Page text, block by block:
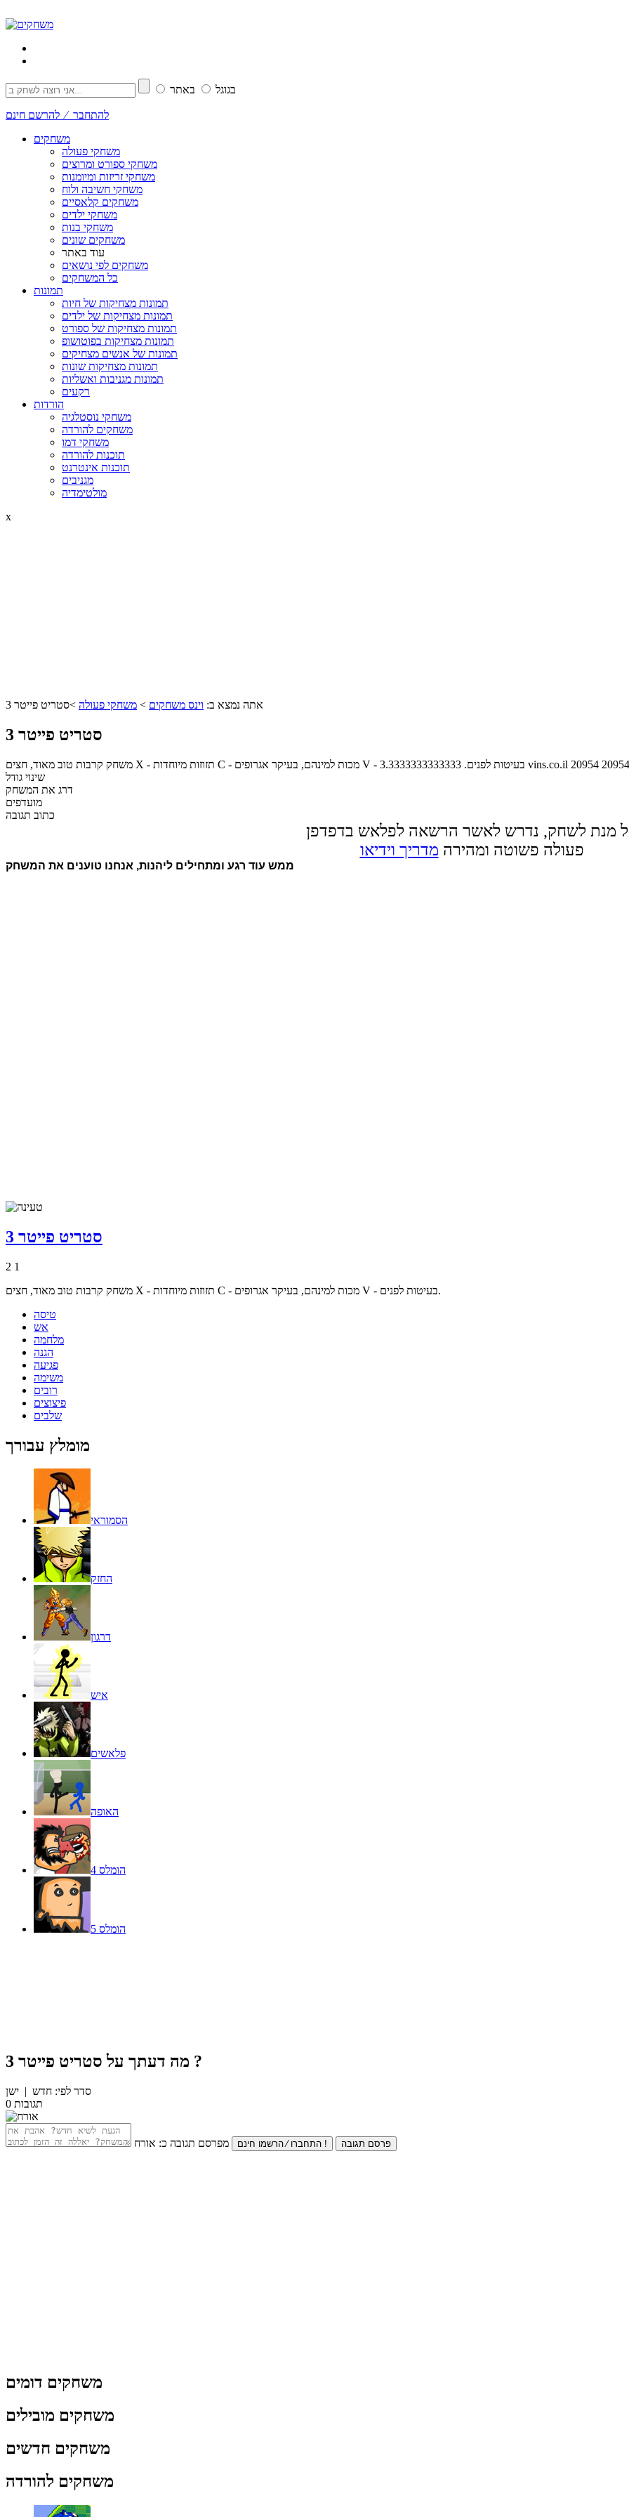
בגוגל באתר
להתחבר ⁄ להרשם חינם
משחקים
משחקי פעולה
משחקי ספורט ומרוצים
משחקי זריזות ומיומנות
משחקי חשיבה ולוח
משחקים קלאסיים
משחקי ילדים
משחקי בנות
משחקים שונים
עוד באתר
משחקים לפי נושאים
כל המשחקים
תמונות
תמונות מצחיקות של חיות
תמונות מצחיקות של ילדים
תמונות מצחיקות של ספורט
תמונות מצחיקות בפוטושופ
תמונות של אנשים מצחיקים
תמונות מצחיקות שונות
תמונות מגניבות ואשליות
רקעים
הורדות
משחקי נוסטלגיה
משחקים להורדה
משחקי דמו
תוכנות להורדה
תוכנות אינטרנט
מגניבים
מולטימדיה
x
אתה נמצא ב: וינס משחקים > משחקי פעולה >סטריט פייטר 3
סטריט פייטר 3
משחק קרבות טוב מאוד, חצים X - תזוזות מיוחדות C - מכות למינהם, בעיקר אגרופים V - בעיטות לפנים. 3.3333333333333 vins.co.il 20954 20954
שינוי גודל
דרג את המשחק
מועדפים
כתוב תגובה
מנת לשחק, נדרש לאשר הרשאה לפלאש בדפדפן
פעולה פשוטה ומהירה מדריך וידיאו
ממש עוד רגע ומתחילים ליהנות, אנחנו טוענים את המשחק
סטריט פייטר 3
2 1
משחק קרבות טוב מאוד, חצים X - תזוזות מיוחדות C - מכות למינהם, בעיקר אגרופים V - בעיטות לפנים.
טיסה
אש
מלחמה
הגנה
פגיעה
משימה
רובים
פיצוצים
שלבים
מומלץ עבורך
הסמוראי
החזק
דרגון
איש
פלאשים
האופה
הומלס 4
הומלס 5
מה דעתך על סטריט פייטר 3 ?
סדר לפי: חדש | ישן
0 תגובות
מפרסם תגובה כ: אורח התחברו ⁄ הרשמו חינם ! פרסם תגובה
משחקים דומים
משחקים מובילים
משחקים חדשים
משחקים להורדה